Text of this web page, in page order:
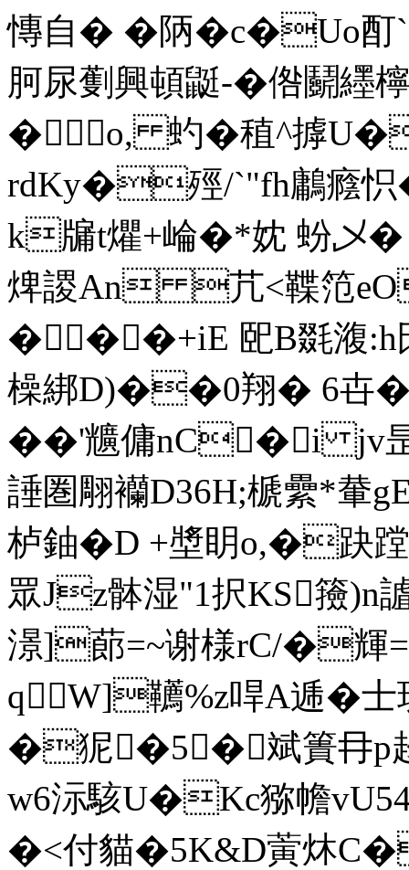
慱自� �陃�c�Uo酊
胢尿劐興頓鼮-�倃鬬
�o, 虳�稙^摢
rdKy�殌/`"fh鷛癊
k牖t爠+崘�*妉 蚡
焷謖An 芁<鞢笵
�� �+iE 巸B毲澓
橾綁D)��0翔� 6卋�
��'兤傭nC�i jv昰
諈圏翢襽D36H;榹纍*輂
栌鈾�D +墏眀o,�趹
眾Jz骵湿"1択KS籡)n
澋]蓈=~谢様rC/�輝
qW]韉%z哻A逓�士
�狔�5�斌 簣冄p
w6沶駭U�Kc猕幨
�<付貓�5K&D蔩炑